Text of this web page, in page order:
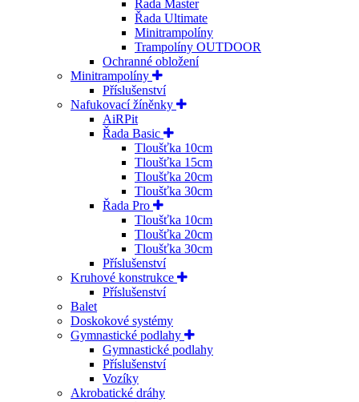
Řada Master
Řada Ultimate
Minitrampolíny
Trampolíny OUTDOOR
Ochranné obložení
Minitrampolíny
Příslušenství
Nafukovací žíněnky
AiRPit
Řada Basic
Tloušťka 10cm
Tloušťka 15cm
Tloušťka 20cm
Tloušťka 30cm
Řada Pro
Tloušťka 10cm
Tloušťka 20cm
Tloušťka 30cm
Příslušenství
Kruhové konstrukce
Příslušenství
Balet
Doskokové systémy
Gymnastické podlahy
Gymnastické podlahy
Příslušenství
Vozíky
Akrobatické dráhy